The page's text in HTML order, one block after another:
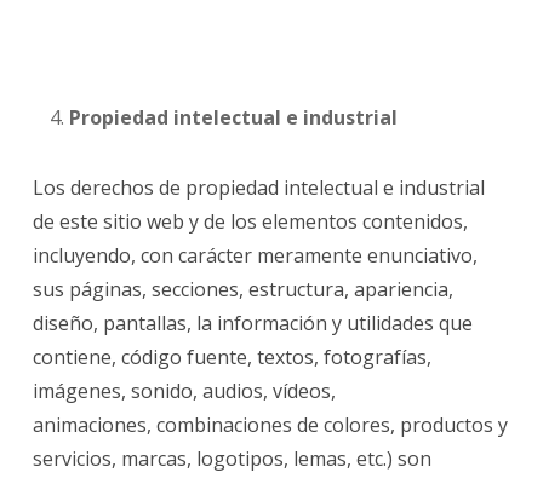
Propiedad intelectual e industrial
Los derechos de propiedad intelectual e industrial
de este sitio web y de los elementos contenidos,
incluyendo, con carácter meramente enunciativo,
sus páginas, secciones, estructura, apariencia,
diseño, pantallas, la información y utilidades que
contiene, código fuente, textos, fotografías,
imágenes, sonido, audios, vídeos,
animaciones,combinaciones de colores, productos y
servicios, marcas, logotipos, lemas, etc.) son